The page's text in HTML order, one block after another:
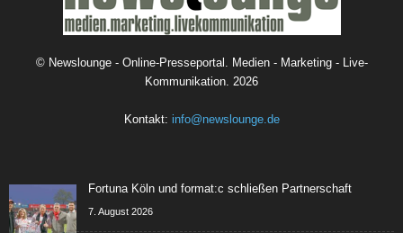
© Newslounge - Online-Presseportal. Medien - Marketing - Live-
Kommunikation. 2026
Kontakt: info@newslounge.de
Fortuna Köln und format:c schließen Partnerschaft
7. August 2026